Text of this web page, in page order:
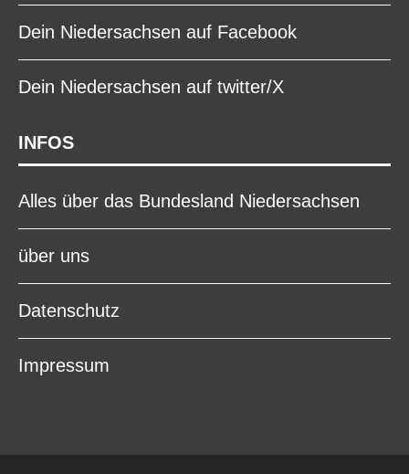
Dein Niedersachsen auf Facebook
Dein Niedersachsen auf twitter/X
INFOS
Alles über das Bundesland Niedersachsen
über uns
Datenschutz
Impressum